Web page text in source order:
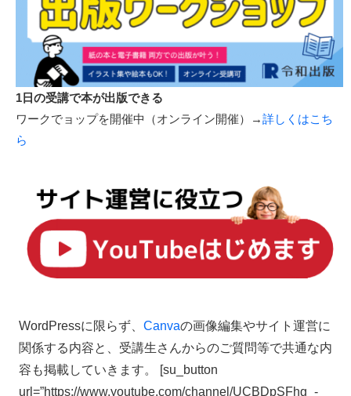
多言語化によるお悩みを解決します！
管理画面からカンタン更新！AI翻訳＋人力翻訳の使い分けも
可能→詳しくはこちら
1日の受講で本が出版できる
ワークでョップを開催中（オンライン開催）→詳しくはこち
ら